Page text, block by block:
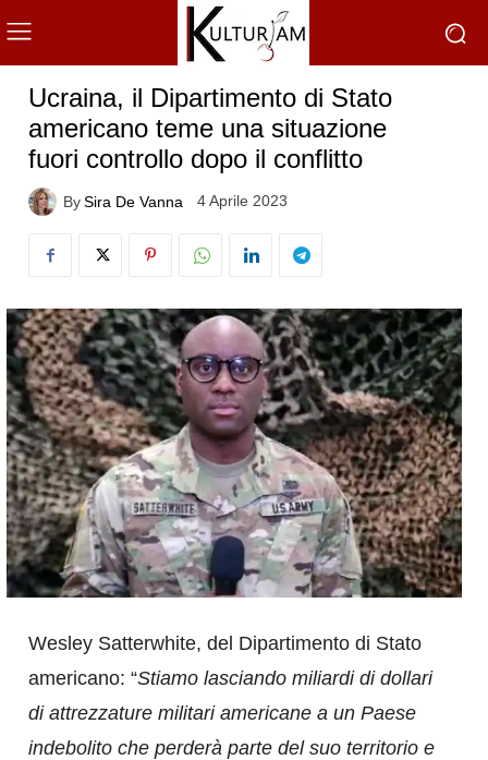
Ucraina, il Dipartimento di Stato
americano teme una situazione
fuori controllo dopo il conflitto
BySira De Vanna 4 Aprile 2023
Wesley Satterwhite, del Dipartimento di Stato
americano: “Stiamo lasciando miliardi di dollari
di attrezzature militari americane a un Paese
indebolito che perderà parte del suo territorio e